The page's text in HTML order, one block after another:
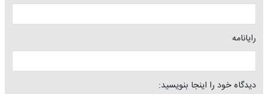
رایانامه
دیدگاه خود را اینجا بنویسید: